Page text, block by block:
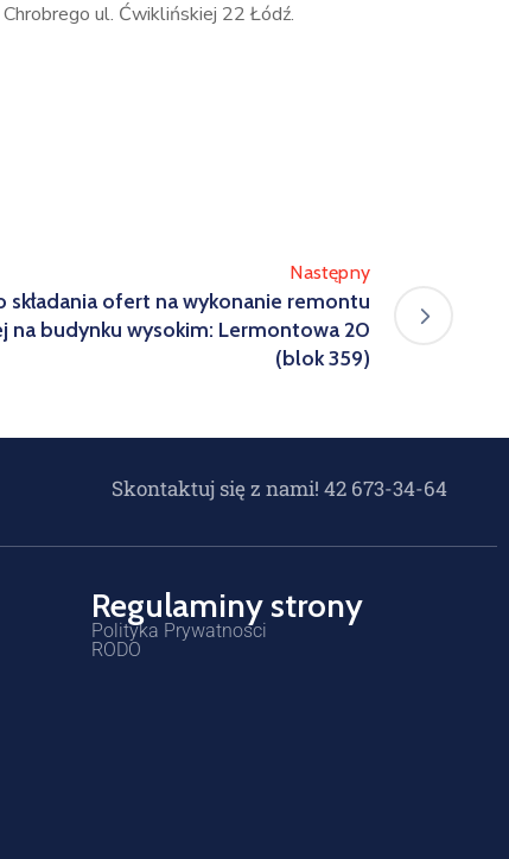
ul. Ćwiklińskiej 22 Łódź.
Następny
składania ofert na wykonanie remontu
na budynku wysokim: Lermontowa 20
(blok 359)
Skontaktuj się z nami! 42 673-34-64
Regulaminy strony
Polityka Prywatności
RODO